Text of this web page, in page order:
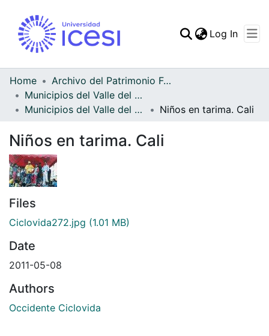
Log In
Home
Archivo del Patrimonio Fotográfico y Fílmico del Valle del Cauca
Municipios del Valle del Cauca
Municipios del Valle del Cauca
Niños en tarima. Cali
Niños en tarima. Cali
Files
Ciclovida272.jpg (1.01 MB)
Date
2011-05-08
Authors
Occidente Ciclovida